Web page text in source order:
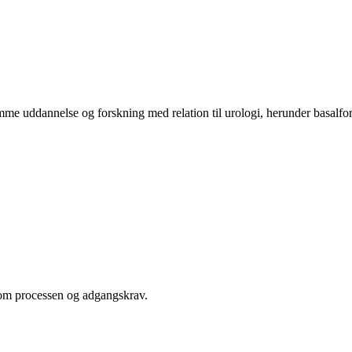
uddannelse og forskning med relation til urologi, herunder
processen og adgangskrav.